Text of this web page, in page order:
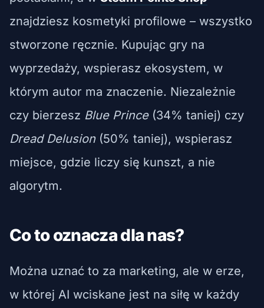
znajdziesz kosmetyki profilowe – wszystko
stworzone ręcznie. Kupując gry na
wyprzedaży, wspierasz ekosystem, w
którym autor ma znaczenie. Niezależnie
czy bierzesz Blue Prince(34% taniej) czy
Dread Delusion(50% taniej), wspierasz
miejsce, gdzie liczy się kunszt, a nie
algorytm.
Co to oznacza dla nas?
Można uznać to za marketing, ale w erze,
w której AI wciskane jest na siłę w każdy